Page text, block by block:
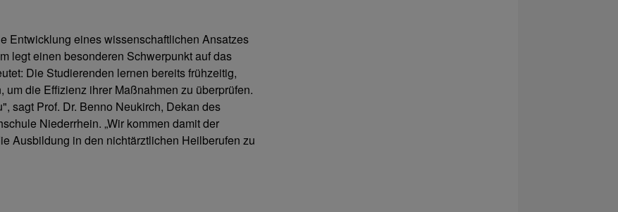
Entwicklung eines wissenschaftlichen Ansatzes
legt einen besonderen Schwerpunkt auf das
Die Studierenden lernen bereits frühzeitig,
die Effizienz ihrer Maßnahmen zu überprüfen.
sagt Prof. Dr. Benno Neukirch, Dekan des
Niederrhein. „Wir kommen damit der
Ausbildung in den nichtärztlichen Heilberufen zu